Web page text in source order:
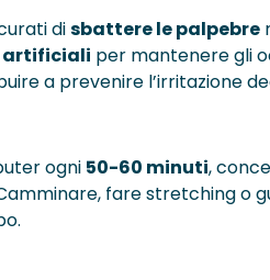
disbattere le palpebre
artificiali per mantenere gli
a prevenire l’irritazione
ogni 50-60 minuti,
fare stretching o